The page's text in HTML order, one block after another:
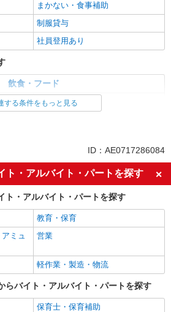
まかない・食事補助
制服貸与
社員登用あり
飲食・フード
調理・調理補助・調理師
ミドル（40代～）活躍中
短時間勤務（1日4h以内）OK
扶養内勤務OK
社会保険あり
社員登用あり
する条件をもっと見る
ID：AE0717286084
ト・アルバイト・パートを探す
ト・アルバイト・パートを探す
教育・保育
ミュ
営業
軽作業・製造・物流
らバイト・アルバイト・パートを探す
保育士・保育補助